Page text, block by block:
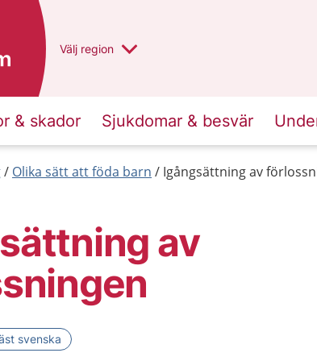
Du har valt region
Välj en annan
region
& skador Sjukdomar & besvär
Olika sätt att föda barn Igångsättning av
av
svenska